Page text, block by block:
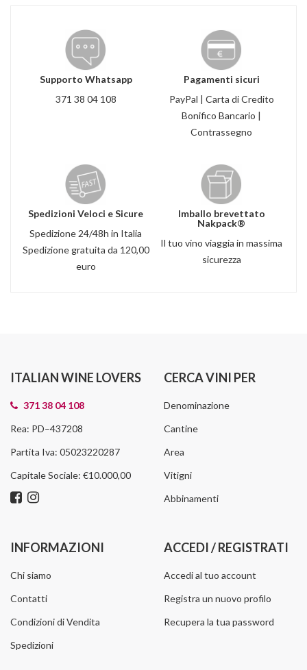
Supporto Whatsapp
371 38 04 108
Pagamenti sicuri
PayPal | Carta di Credito
Bonifico Bancario |
Contrassegno
Spedizioni Veloci e Sicure
Spedizione 24/48h in Italia
Spedizione gratuita da 120,00
euro
Imballo brevettato
Nakpack®
Il tuo vino viaggia in massima
sicurezza
ITALIAN WINE LOVERS
371 38 04 108
Rea: PD–437208
Partita Iva: 05023220287
Capitale Sociale: €10.000,00
CERCA VINI PER
Denominazione
Cantine
Area
Vitigni
Abbinamenti
INFORMAZIONI
Chi siamo
Contatti
Condizioni di Vendita
Spedizioni
ACCEDI / REGISTRATI
Accedi al tuo account
Registra un nuovo profilo
Recupera la tua password